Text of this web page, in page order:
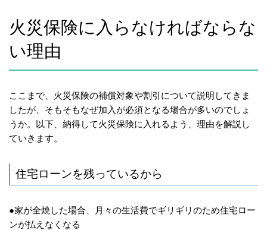
火災保険に入らなければならな
い理由
ここまで、火災保険の補償対象や割引について説明してきま
したが、そもそもなぜ加入が必須となる場合が多いのでしょ
うか。以下、納得して火災保険に入れるよう、理由を解説し
ていきます。
住宅ローンを残っているから
●家が全焼した場合、月々の生活費でギリギリのため住宅ロー
ンが払えなくなる